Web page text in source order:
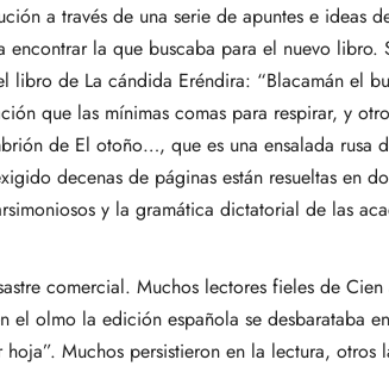
a través de una serie de apuntes e ideas
encontrar la que buscaba para el nuevo
libro de La cándida Eréndira: “Blacamán el
que las mínimas comas para respirar, y
de El otoño…, que es una ensalada
decenas de páginas están resueltas en
y la gramática dictatorial de las
comercial. Muchos lectores fieles de
el olmo la edición española se desbarataba
Muchos persistieron en la lectura,